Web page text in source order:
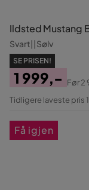
Ildsted Mustang
Svart||Sølv
SE PRISEN!
Pris
1 999,-
Original
Før2
Tidligere laveste pris
Få igjen